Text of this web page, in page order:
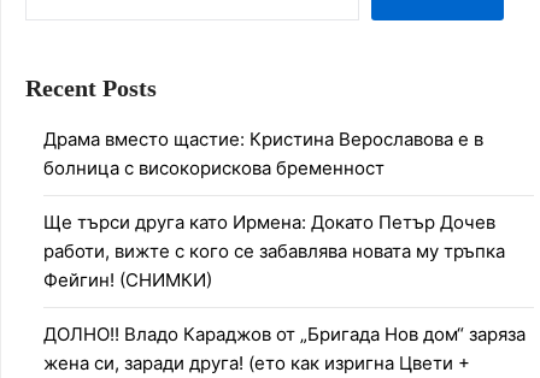
Recent Posts
Драма вместо щастие: Кристина Верославова е в
болница с високорискова бременност
Ще търси друга като Ирмена: Докато Петър Дочев
работи, вижте с кого се забавлява новата му тръпка
Фейгин! (СНИМКИ)
ДОЛНО!! Владо Караджов от „Бригада Нов дом“ заряза
жена си, заради друга! (ето как изригна Цвети +